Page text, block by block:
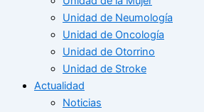
Unidad de Neumología
Unidad de Oncología
Unidad de Otorrino
Unidad de Stroke
Actualidad
Noticias